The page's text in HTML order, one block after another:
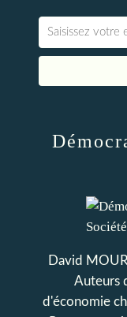
David
Auteurs
d'économie